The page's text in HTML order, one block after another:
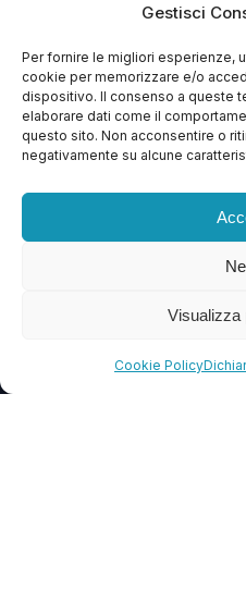
Gestisci
Per fornire le migliori esperienze,
cookie per memorizzare e/o
dispositivo. Il consenso a queste
elaborare dati come il
questo sito. Non acconsentire o
negativamente su alcune
Visualizza
Cookie Policy
SUPPORTO
Apri Ticket
Contattaci
+39 0245076840